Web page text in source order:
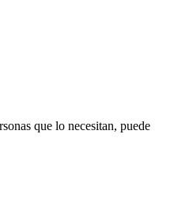
que lo necesitan, puede